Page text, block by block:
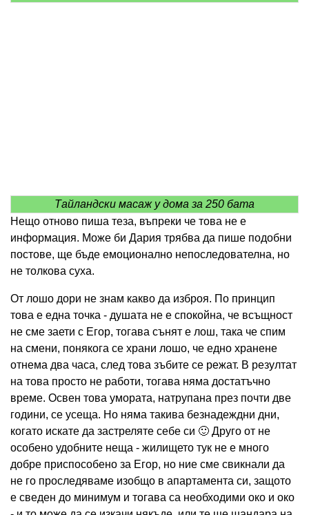
Тайландски масаж у дома за 250 бата
Нещо отново пиша теза, въпреки че това не е
информация. Може би Дария трябва да пише подобни
постове, ще бъде емоционално непоследователна, но
не толкова суха.
От лошо дори не знам какво да изброя. По принцип
това е една точка - душата не е спокойна, че всъщност
не сме заети с Егор, тогава сънят е лош, така че спим
на смени, понякога се храни лошо, че едно хранене
отнема два часа, след това зъбите се режат. В резултат
на това просто не работи, тогава няма достатъчно
време. Освен това умората, натрупана през почти две
години, се усеща. Но няма такива безнадеждни дни,
когато искате да застреляте себе си 🙂 Друго от не
особено удобните неща - жилището тук не е много
добре приспособено за Егор, но ние сме свикнали да
не го проследяваме изобщо в апартамента си, защото
е сведен до минимум и тогава са необходими око и око